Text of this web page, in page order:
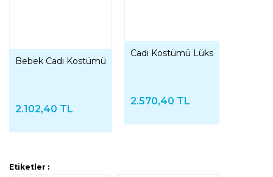
Bebek Cadı Kostümü
2.102,40 TL
Cadı Kostümü Lüks
2.570,40 TL
Etiketler :